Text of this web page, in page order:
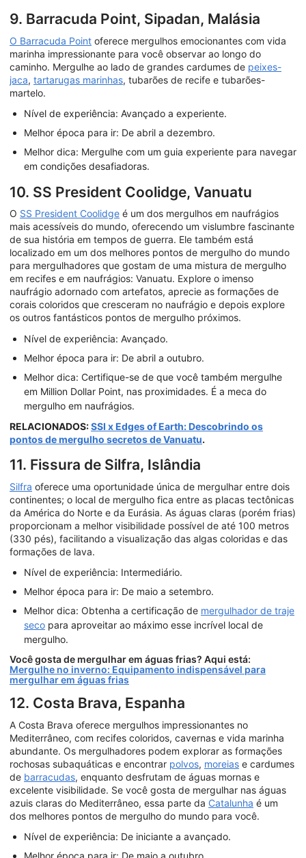
9. Barracuda Point, Sipadan, Malásia
O Barracuda Point oferece mergulhos emocionantes com vida
marinha impressionante para você observar ao longo do
caminho. Mergulhe ao lado de grandes cardumes de peixes-
jaca, tartarugas marinhas, tubarões de recife e tubarões-
martelo.
Nível de experiência: Avançado a experiente.
Melhor época para ir: De abril a dezembro.
Melhor dica: Mergulhe com um guia experiente para navegar
em condições desafiadoras.
10. SS President Coolidge, Vanuatu
O SS President Coolidge é um dos mergulhos em naufrágios
mais acessíveis do mundo, oferecendo um vislumbre fascinante
de sua história em tempos de guerra. Ele também está
localizado em um dos melhores pontos de mergulho do mundo
para mergulhadores que gostam de uma mistura de mergulho
em recifes e em naufrágios: Vanuatu. Explore o imenso
naufrágio adornado com artefatos, aprecie as formações de
corais coloridos que cresceram no naufrágio e depois explore
os outros fantásticos pontos de mergulho próximos.
Nível de experiência: Avançado.
Melhor época para ir: De abril a outubro.
Melhor dica: Certifique-se de que você também mergulhe
em Million Dollar Point, nas proximidades. É a meca do
mergulho em naufrágios.
RELACIONADOS:SSI x Edges of Earth: Descobrindo os
pontos de mergulho secretos de Vanuatu.
11. Fissura de Silfra, Islândia
Silfra oferece uma oportunidade única de mergulhar entre dois
continentes; o local de mergulho fica entre as placas tectônicas
da América do Norte e da Eurásia. As águas claras (porém frias)
proporcionam a melhor visibilidade possível de até 100 metros
(330 pés), facilitando a visualização das algas coloridas e das
formações de lava.
Nível de experiência: Intermediário.
Melhor época para ir: De maio a setembro.
Melhor dica: Obtenha a certificação de mergulhador de traje
seco para aproveitar ao máximo esse incrível local de
mergulho.
Você gosta de mergulhar em águas frias? Aqui está:
Mergulhe no inverno: Equipamento indispensável para
mergulhar em águas frias
12. Costa Brava, Espanha
A Costa Brava oferece mergulhos impressionantes no
Mediterrâneo, com recifes coloridos, cavernas e vida marinha
abundante. Os mergulhadores podem explorar as formações
rochosas subaquáticas e encontrar polvos, moreias e cardumes
de barracudas, enquanto desfrutam de águas mornas e
excelente visibilidade. Se você gosta de mergulhar nas águas
azuis claras do Mediterrâneo, essa parte da Catalunha é um
dos melhores pontos de mergulho do mundo para você.
Nível de experiência: De iniciante a avançado.